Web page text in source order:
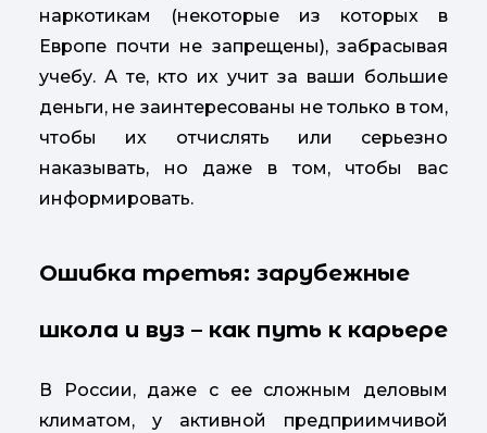
наркотикам (некоторые из которых в
Европе почти не запрещены), забрасывая
учебу. А те, кто их учит за ваши большие
деньги, не заинтересованы не только в том,
чтобы их отчислять или серьезно
наказывать, но даже в том, чтобы вас
информировать.
Ошибка третья: зарубежные
школа и вуз – как путь к карьере
В России, даже с ее сложным деловым
климатом, у активной предприимчивой